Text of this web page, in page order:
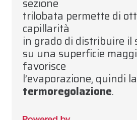
trilobata permette di
capillarità
in grado di distribuire il
su una superficie
favorisce
l’evaporazione, quindi la
termoregolazione.